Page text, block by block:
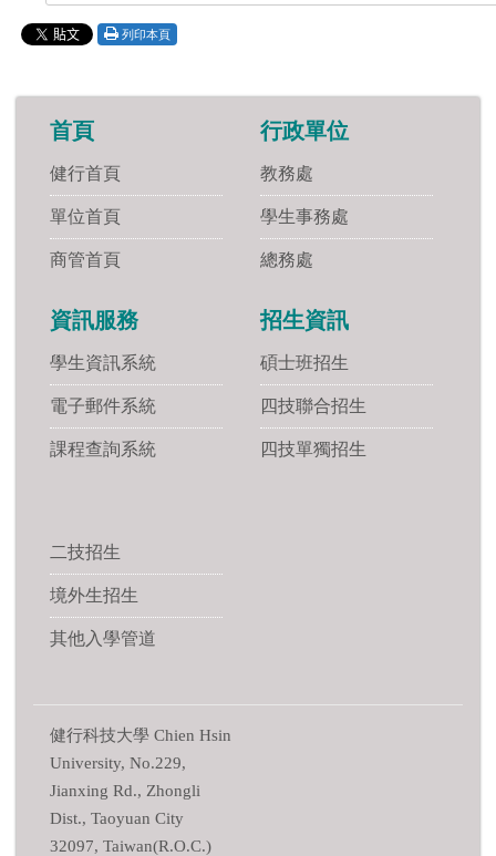
列印本頁
首頁
健行首頁
單位首頁
商管首頁
行政單位
教務處
學生事務處
總務處
資訊服務
學生資訊系統
電子郵件系統
課程查詢系統
招生資訊
碩士班招生
四技聯合招生
四技單獨招生
二技招生
境外生招生
其他入學管道
健行科技大學 Chien Hsin
University, No.229,
Jianxing Rd., Zhongli
Dist., Taoyuan City
32097, Taiwan(R.O.C.)